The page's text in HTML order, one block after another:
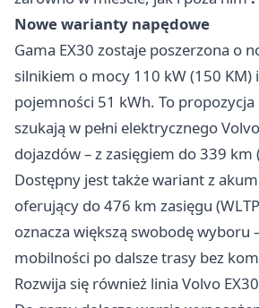
Nowe warianty napędowe
Gama EX30 zostaje poszerzona o
silnikiem o mocy 110 kW (150 KM)
pojemności 51 kWh. To
szukają w pełni elektrycznego
dojazdów – z zasięgiem do 339 km
Dostępny jest także wariant z
oferujący do 476 km zasięgu
oznacza większą swobodę wyboru
mobilności po dalsze trasy bez
Rozwija się również linia Volvo